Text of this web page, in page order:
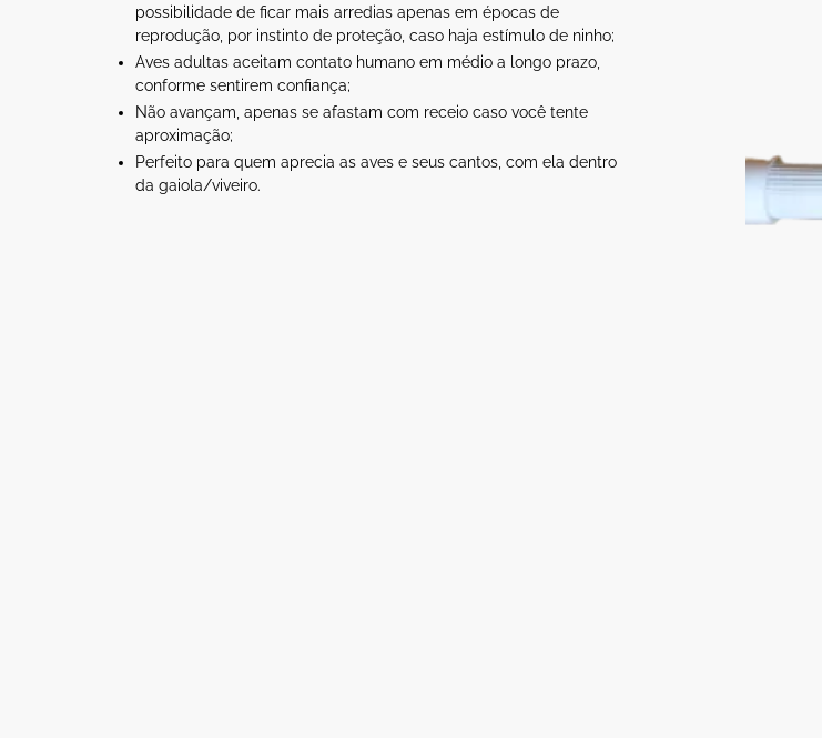
possibilidade de ficar mais arredias apenas em épocas de
reprodução, por instinto de proteção, caso haja estímulo de ninho;
Aves adultas aceitam contato humano em médio a longo prazo,
conforme sentirem confiança;
Não avançam, apenas se afastam com receio caso você tente
aproximação;
Perfeito para quem aprecia as aves e seus cantos, com ela dentro
da gaiola/viveiro.